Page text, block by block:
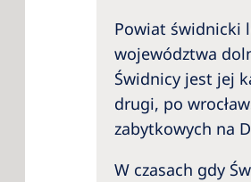
Powiat świdnicki
województwa
Świdnicy jest jej
drugi, po
zabytkowych na
W czasach gdy